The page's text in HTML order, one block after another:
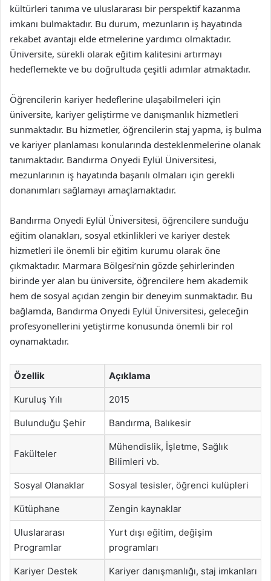
kültürleri tanıma ve uluslararası bir perspektif kazanma
imkanı bulmaktadır. Bu durum, mezunların iş hayatında
rekabet avantajı elde etmelerine yardımcı olmaktadır.
Üniversite, sürekli olarak eğitim kalitesini artırmayı
hedeflemekte ve bu doğrultuda çeşitli adımlar atmaktadır.
Öğrencilerin kariyer hedeflerine ulaşabilmeleri için
üniversite, kariyer geliştirme ve danışmanlık hizmetleri
sunmaktadır. Bu hizmetler, öğrencilerin staj yapma, iş bulma
ve kariyer planlaması konularında desteklenmelerine olanak
tanımaktadır. Bandırma Onyedi Eylül Üniversitesi,
mezunlarının iş hayatında başarılı olmaları için gerekli
donanımları sağlamayı amaçlamaktadır.
Bandırma Onyedi Eylül Üniversitesi, öğrencilere sunduğu
eğitim olanakları, sosyal etkinlikleri ve kariyer destek
hizmetleri ile önemli bir eğitim kurumu olarak öne
çıkmaktadır. Marmara Bölgesi’nin gözde şehirlerinden
birinde yer alan bu üniversite, öğrencilere hem akademik
hem de sosyal açıdan zengin bir deneyim sunmaktadır. Bu
bağlamda, Bandırma Onyedi Eylül Üniversitesi, geleceğin
profesyonellerini yetiştirme konusunda önemli bir rol
oynamaktadır.
Özellik Açıklama
Kuruluş Yılı 2015
Bulunduğu Şehir Bandırma, Balıkesir
Fakülteler
Mühendislik, İşletme, Sağlık
Bilimleri vb.
Sosyal Olanaklar Sosyal tesisler, öğrenci kulüpleri
Kütüphane Zengin kaynaklar
Uluslararası
Programlar
Yurt dışı eğitim, değişim
programları
Kariyer Destek Kariyer danışmanlığı, staj imkanları